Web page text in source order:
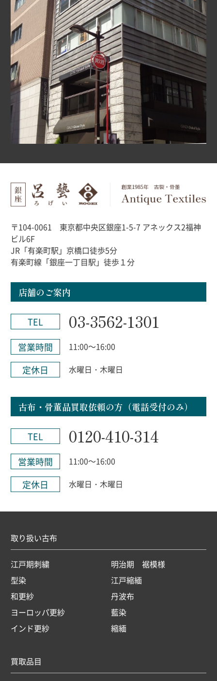
〒104-0061 東京都中央区銀座1-5-7 アネックス2福神
ビル6F
JR「有楽町駅」京橋口徒歩5分
有楽町線「銀座一丁目駅」徒歩１分
店舗のご案内
TEL 03-3562-1301
営業時間 11:00～16:00
定休日 水曜日・木曜日
古布・骨董品買取依頼の方（電話受付のみ）
TEL 0120-410-314
営業時間 11:00～16:00
定休日 水曜日・木曜日
取り扱い古布
江戸期刺繍
明治期 裾模様
型染
江戸縮緬
和更紗
丹波布
ヨーロッパ更紗
藍染
インド更紗
縮緬
買取品目